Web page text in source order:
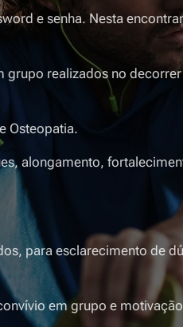
e senha. Nesta
grupo realizados no
Osteopatia.
alongamento,
para esclarecimento de
em grupo e